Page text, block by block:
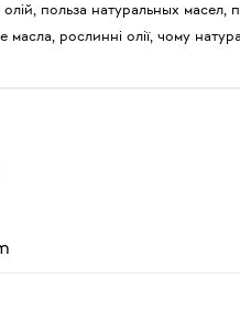
, польза натуральных масел,
масла, рослинні олії, чому